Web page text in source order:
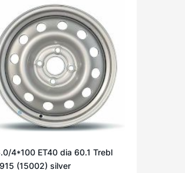
4*100 ET40 dia 60.1 Trebl
(15002) silver